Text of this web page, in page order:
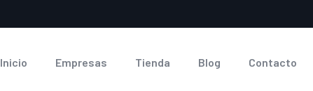
Inicio Empresas Tienda Blog Contacto